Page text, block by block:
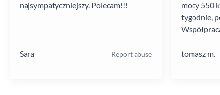
najsympatyczniejszy. Polecam!!!
Sara Report abuse
mocy 550
tygodnie,
tomasz m.